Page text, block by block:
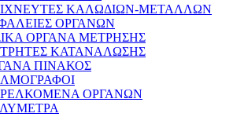
ΚΑΛΩΔΙΩΝ-ΜΕΤΑΛΛΩΝ
ΟΡΓΑΝΩΝ
ΟΡΓΑΝΑ ΜΕΤΡΗΣΗΣ
ΚΑΤΑΝΑΛΩΣΗΣ
ΠΙΝΑΚΟΣ
ΟΡΓΑΝΩΝ